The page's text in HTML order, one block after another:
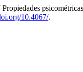
10.4067/.